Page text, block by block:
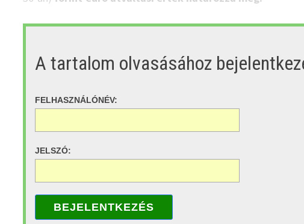
A tartalom olvasásához
FELHASZNÁLÓNÉV:
JELSZÓ:
BEJELENTKEZÉS